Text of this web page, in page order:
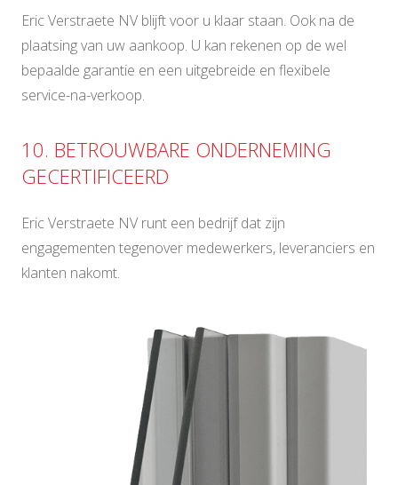
Eric Verstraete NV blijft voor u klaar staan. Ook na de
plaatsing van uw aankoop. U kan rekenen op de wel
bepaalde garantie en een uitgebreide en flexibele
service-na-verkoop.
10. BETROUWBARE ONDERNEMING
GECERTIFICEERD
Eric Verstraete NV runt een bedrijf dat zijn
engagementen tegenover medewerkers, leveranciers en
klanten nakomt.